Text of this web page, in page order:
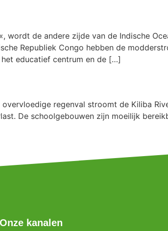
de andere zijde van de Indische
Republiek Congo hebben de
educatief centrum en de […]
regenval stroomt de Kiliba
De schoolgebouwen zijn moeilijk
Onze kanalen